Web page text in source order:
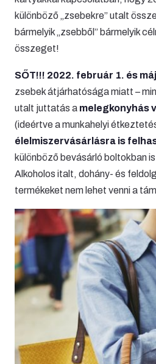
különböző „zsebekre” utalt
bármelyik „zsebből” bármelyik
összeget!
SŐT!!! 2022. február 1. és
zsebek átjárhatósága miatt –
utalt juttatás a melegkonyhás
(ideértve a munkahelyi
élelmiszervásárlásra is
különböző bevásárló boltokban
Alkoholos italt, dohány- és
termékeket nem lehet venni a